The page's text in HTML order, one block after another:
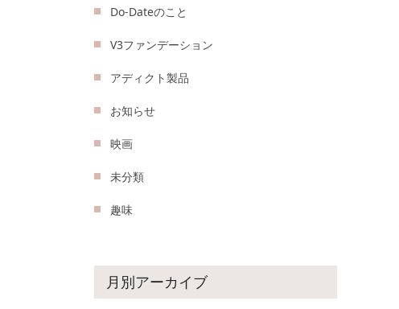
Do-Dateのこと
V3ファンデーション
アディクト製品
お知らせ
映画
未分類
趣味
月別アーカイブ